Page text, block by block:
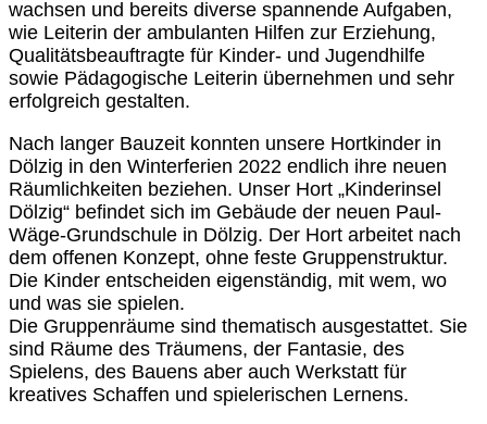
wachsen und bereits diverse spannende Aufgaben,
wie Leiterin der ambulanten Hilfen zur Erziehung,
Qualitätsbeauftragte für Kinder- und Jugendhilfe
sowie Pädagogische Leiterin übernehmen und sehr
erfolgreich gestalten.
Nach langer Bauzeit konnten unsere Hortkinder in
Dölzig in den Winterferien 2022 endlich ihre neuen
Räumlichkeiten beziehen. Unser Hort „Kinderinsel
Dölzig“ befindet sich im Gebäude der neuen Paul-
Wäge-Grundschule in Dölzig. Der Hort arbeitet nach
dem offenen Konzept, ohne feste Gruppenstruktur.
Die Kinder entscheiden eigenständig, mit wem, wo
und was sie spielen.
Die Gruppenräume sind thematisch ausgestattet. Sie
sind Räume des Träumens, der Fantasie, des
Spielens, des Bauens aber auch Werkstatt für
kreatives Schaffen und spielerischen Lernens.